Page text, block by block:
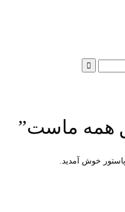
همه ماست”
خوش آمدید.